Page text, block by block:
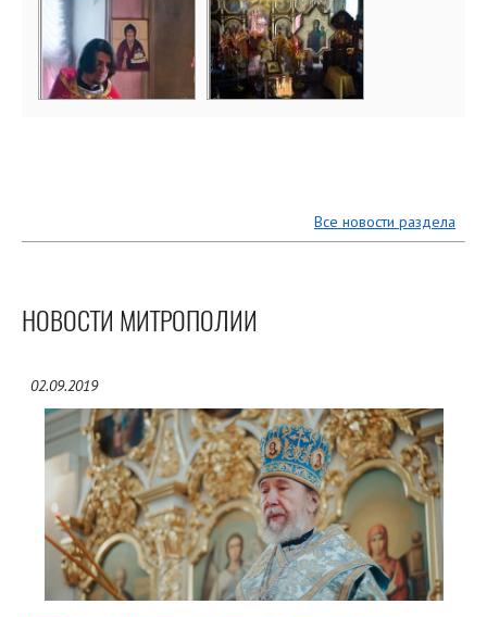
Все новости раздела
НОВОСТИ МИТРОПОЛИИ
02.09.2019